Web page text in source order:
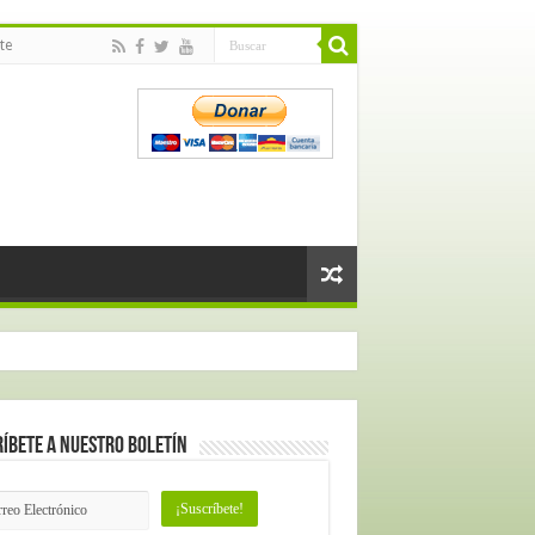
a nuestro Boletín